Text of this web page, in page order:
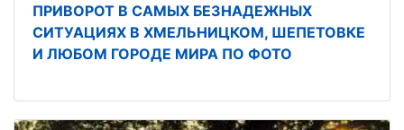
ПРИВОРОТ В САМЫХ БЕЗНАДЕЖНЫХ
СИТУАЦИЯХ В ХМЕЛЬНИЦКОМ, ШЕПЕТОВКЕ
И ЛЮБОМ ГОРОДЕ МИРА ПО ФОТО